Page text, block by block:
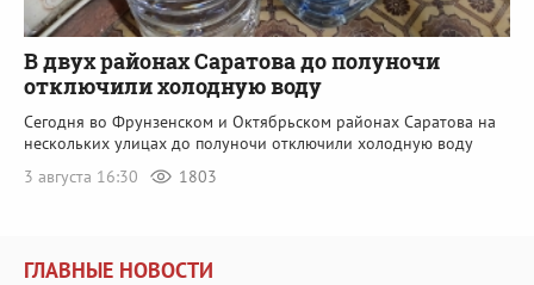
В двух районах Саратова до полуночи
отключили холодную воду
Сегодня во Фрунзенском и Октябрьском районах Саратова на
нескольких улицах до полуночи отключили холодную воду
3 августа 16:30
1803
ГЛАВНЫЕ НОВОСТИ